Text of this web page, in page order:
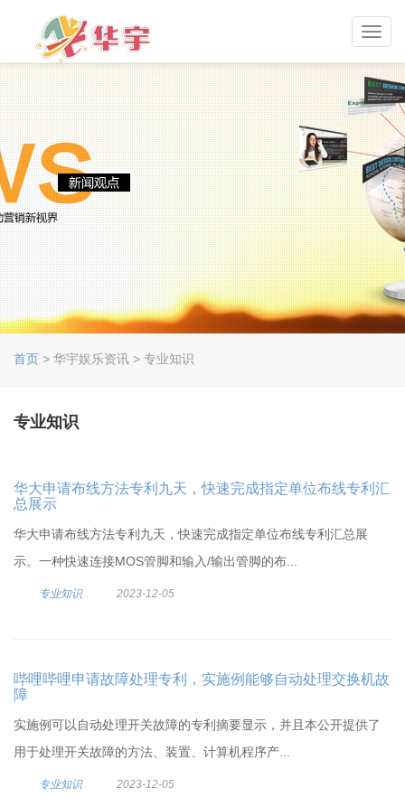
首页 > 华宇娱乐资讯 > 专业知识
专业知识
华大申请布线方法专利九天，快速完成指定单位布线专利汇
总展示
华大申请布线方法专利九天，快速完成指定单位布线专利汇总展
示。一种快速连接MOS管脚和输入/输出管脚的布...
专业知识 2023-12-05
哔哩哔哩申请故障处理专利，实施例能够自动处理交换机故
障
实施例可以自动处理开关故障的专利摘要显示，并且本公开提供了
用于处理开关故障的方法、装置、计算机程序产...
专业知识 2023-12-05